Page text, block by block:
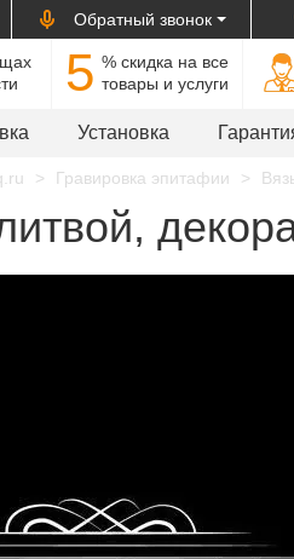
Обратный звонок
5 % cкидка на все
товары и услуги
Установка
Гравировка эпитафии